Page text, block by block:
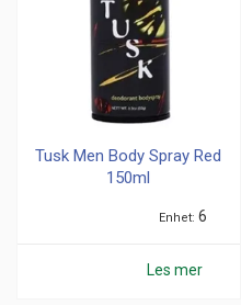
Mr Muscle (1 )
Tusk Men Body Spray Red
150ml
Enhet 6
Les mer